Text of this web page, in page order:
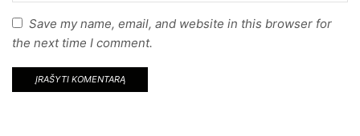
Save my name, email, and website in this browser for
the next time I comment.